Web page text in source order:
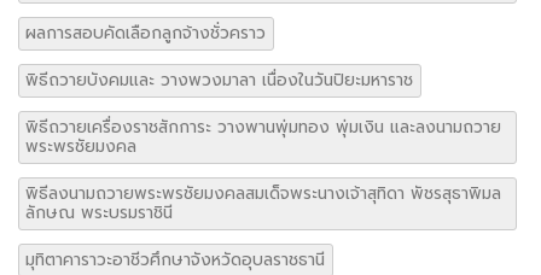
ผลการสอบคัดเลือกลูกจ้างชั่วคราว
พิธีถวายบังคมและ วางพวงมาลา เนื่องในวันปิยะมหาราช
พิธีถวายเครื่องราชสักการะ วางพานพุ่มทอง พุ่มเงิน และลงนามถวาย
พระพรชัยมงคล
พิธีลงนามถวายพระพรชัยมงคลสมเด็จพระนางเจ้าสุทิดา พัชรสุธาพิมล
ลักษณ พระบรมราชินี
มุทิตาคาราวะอาชีวศึกษาจังหวัดอุบลราชธานี